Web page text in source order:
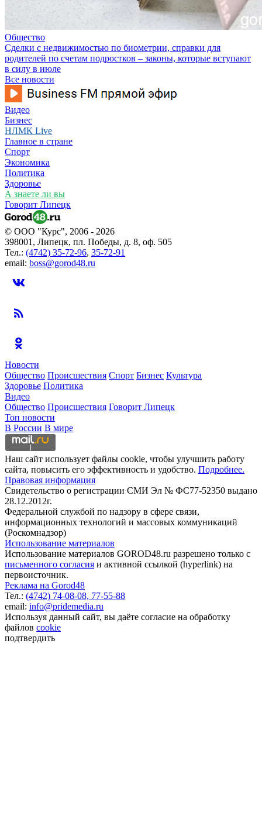
Общество
Сделки с недвижимостью по биометрии, справки для
родителей по счетам подростков – законы, которые вступают
в силу в июле
Все новости
Видео
Бизнес
НЛМК Live
Главное в стране
Спорт
Экономика
Политика
Здоровье
А знаете ли вы
Говорит Липецк
© ООО "Курс", 2006 - 2026
398001, Липецк, пл. Победы, д. 8, оф. 505
Тел.: (4742) 35-72-96, 35-72-91
email: boss@gorod48.ru
Новости
Общество Происшествия Спорт Бизнес Культура
Здоровье Политика
Видео
Общество Происшествия Говорит Липецк
Топ новости
В России В мире
Наш сайт использует файлы cookie, чтобы улучшить работу
сайта, повысить его эффективность и удобство. Подробнее.
Правовая информация
Свидетельство о регистрации СМИ Эл № ФС77-52350 выдано
28.12.2012г.
Федеральной службой по надзору в сфере связи,
информационных технологий и массовых коммуникаций
(Роскомнадзор)
Использование материалов
Использование материалов GOROD48.ru разрешено только с
письменного согласия и активной ссылкой (hyperlink) на
первоисточник.
Реклама на Gorod48
Тел.: (4742) 74-08-08, 77-55-88
email: info@pridemedia.ru
Используя данный сайт, вы даёте согласие на обработку
файлов cookie
подтвердить